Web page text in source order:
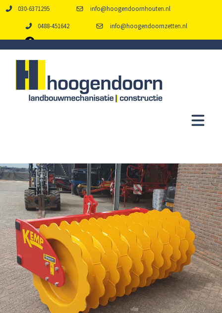
030-6371295 info@hoogendoornhouten.nl
0488-451642 info@hoogendoornzetten.nl